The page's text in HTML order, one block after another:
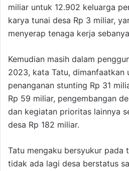
miliar untuk 12.902 keluarga
karya tunai desa Rp 3 miliar,
menyerap tenaga kerja
Kemudian masih dalam
2023, kata Tatu, dimanfaatkan
penanganan stunting Rp 31
Rp 59 miliar, pengembangan
dan kegiatan prioritas lainnya
desa Rp 182 miliar.
Tatu mengaku bersyukur pada
tidak ada lagi desa berstatus